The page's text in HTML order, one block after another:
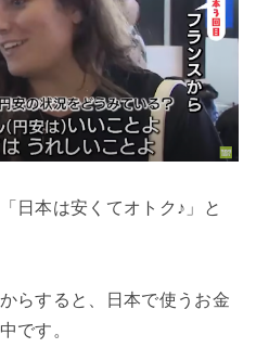
日本は安くてオトク♪」と
らすると、日本で使うお金
です。